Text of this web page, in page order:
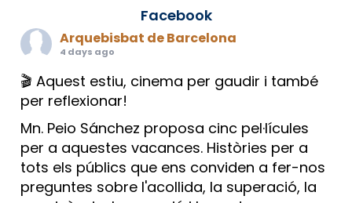
Facebook
Arquebisbat de Barcelona
4 days ago
🎬 Aquest estiu, cinema per gaudir i també
per reflexionar!
Mn. Peio Sánchez proposa cinc pel·lícules
per a aquestes vacances. Històries per a
tots els públics que ens conviden a fer-nos
preguntes sobre l'acollida, la superació, la